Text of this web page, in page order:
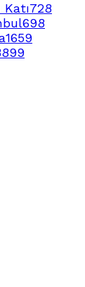
728
698
1659